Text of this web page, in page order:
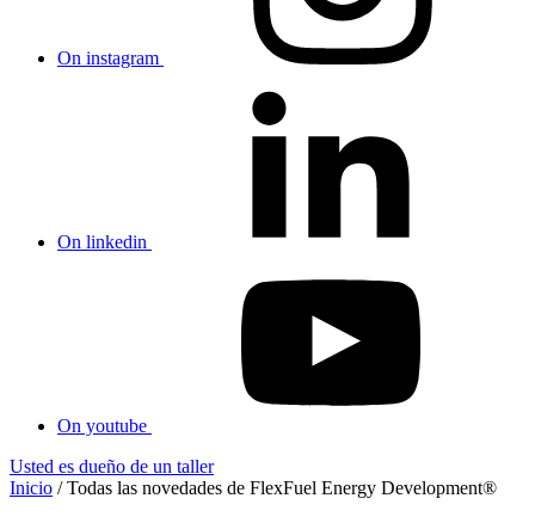
On instagram
On linkedin
On youtube
Usted es dueño de un taller
Inicio /Todas las novedades de FlexFuel Energy Development®